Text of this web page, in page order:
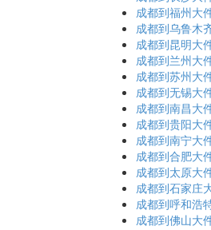
成都到福州大
成都到乌鲁木
成都到昆明大
成都到兰州大
成都到苏州大
成都到无锡大
成都到南昌大
成都到贵阳大
成都到南宁大
成都到合肥大
成都到太原大
成都到石家庄
成都到呼和浩
成都到佛山大